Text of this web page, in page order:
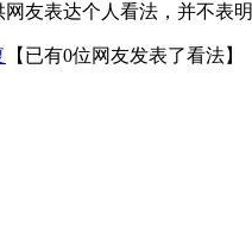
网友表达个人看法，并不表
【已有0位网友发表了看法】